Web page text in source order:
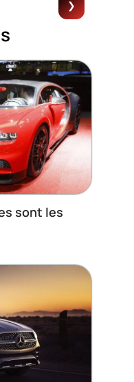
sont les